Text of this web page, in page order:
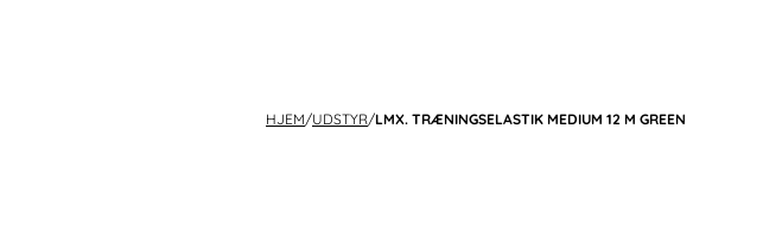
HJEM/UDSTYR/LMX. TRÆNINGSELASTIK MEDIUM 12 M GREEN